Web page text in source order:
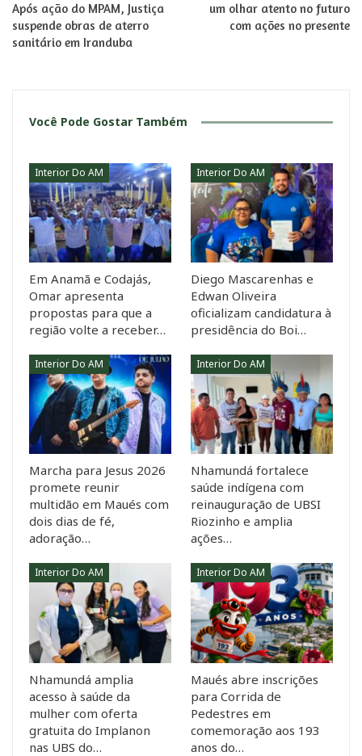
Após ação do MPAM, Justiça
suspende obras de aterro
sanitário em Iranduba
um olhar atento no futuro
com ações no presente
Você Pode Gostar Também
Interior Do AM
Em Anamã e Codajás,
Omar apresenta
propostas para que a
região volte a receber…
Interior Do AM
Diego Mascarenhas e
Edwan Oliveira
oficializam candidatura à
presidência do Boi…
Interior Do AM
Marcha para Jesus 2026
promete reunir
multidão em Maués com
dois dias de fé,
adoração…
Interior Do AM
Nhamundá fortalece
saúde indígena com
reinauguração de UBSI
Riozinho e amplia
ações…
Interior Do AM
Nhamundá amplia
acesso à saúde da
mulher com oferta
gratuita do Implanon
nas UBS do…
Interior Do AM
Maués abre inscrições
para Corrida de
Pedestres em
comemoração aos 193
anos do…